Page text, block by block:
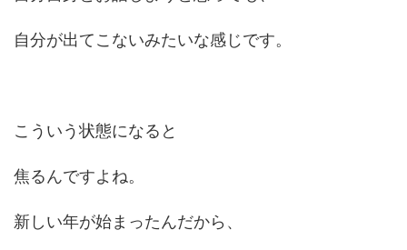
自分が出てこないみたいな感じです。
こういう状態になると
焦るんですよね。
新しい年が始まったんだから、